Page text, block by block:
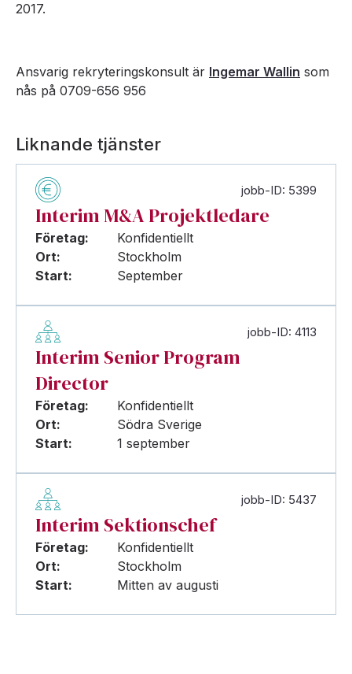
2017.
Ansvarig rekryteringskonsult är Ingemar Wallin som
nås på 0709-656 956
Liknande tjänster
jobb-ID: 5399
Interim M&A Projektledare
Företag:
Konfidentiellt
Ort:
Stockholm
Start:
September
jobb-ID: 4113
Interim Senior Program
Director
Företag:
Konfidentiellt
Ort:
Södra Sverige
Start:
1 september
jobb-ID: 5437
Interim Sektionschef
Företag:
Konfidentiellt
Ort:
Stockholm
Start:
Mitten av augusti